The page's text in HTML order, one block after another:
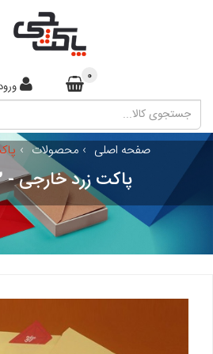
0
صفحه اصلی › محصولات ›
پاکت زرد خارجی - A3 بزرگ